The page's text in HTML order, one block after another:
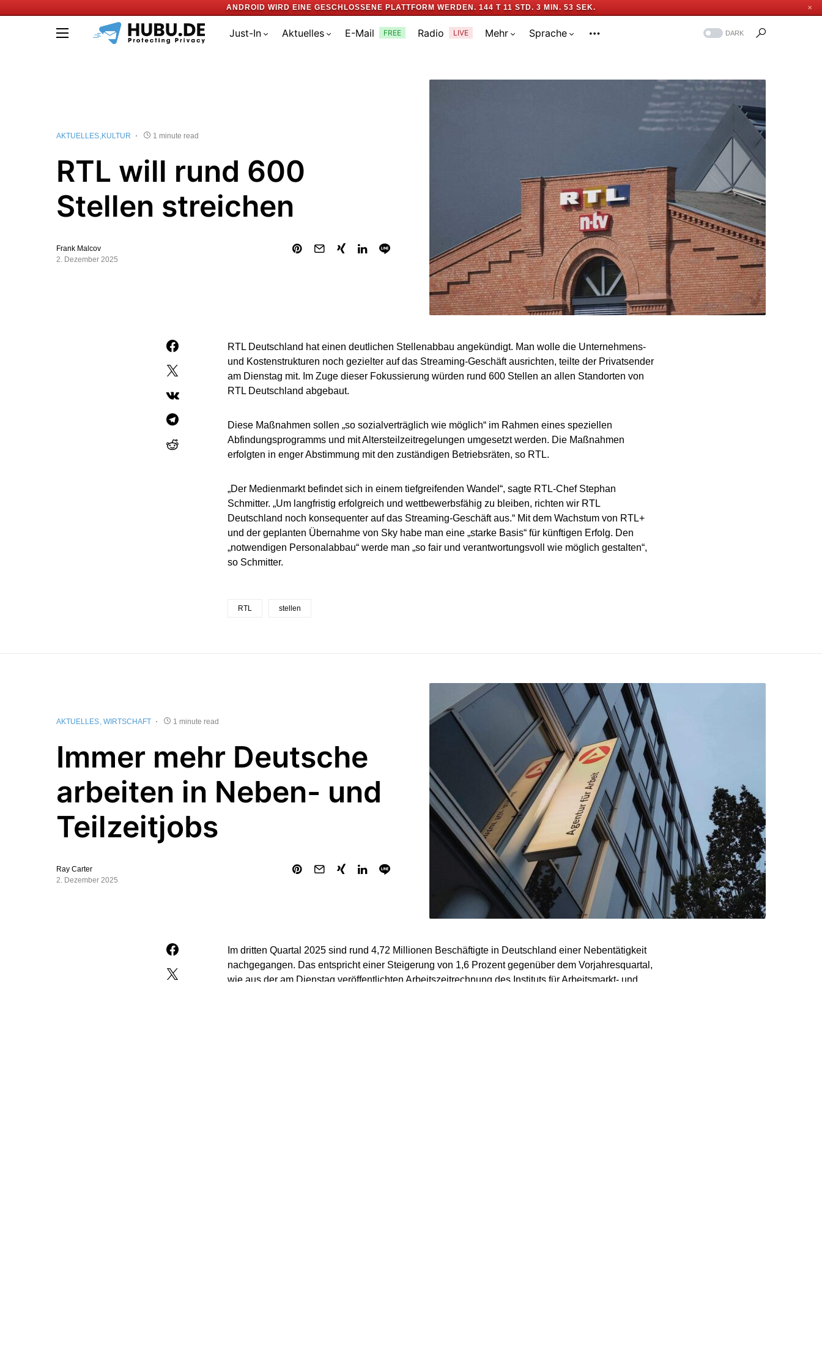
ANDROID WIRD EINE GESCHLOSSENE PLATTFORM WERDEN. 144 T 11 STD. 3 MIN. 52 SEK. ✕
Just-In Aktuelles E-Mail FREE Radio LIVE Mehr Sprache DARK
AKTUELLES KULTUR 1 minute read
RTL will rund 600
Stellen streichen
Frank Malcov
2. Dezember 2025
RTL Deutschland hat einen deutlichen Stellenabbau angekündigt. Man wolle die Unternehmens-
und Kostenstrukturen noch gezielter auf das Streaming-Geschäft ausrichten, teilte der Privatsender
am Dienstag mit. Im Zuge dieser Fokussierung würden rund 600 Stellen an allen Standorten von
RTL Deutschland abgebaut.
Diese Maßnahmen sollen „so sozialverträglich wie möglich“ im Rahmen eines speziellen
Abfindungsprogramms und mit Altersteilzeitregelungen umgesetzt werden. Die Maßnahmen
erfolgten in enger Abstimmung mit den zuständigen Betriebsräten, so RTL.
„Der Medienmarkt befindet sich in einem tiefgreifenden Wandel“, sagte RTL-Chef Stephan
Schmitter. „Um langfristig erfolgreich und wettbewerbsfähig zu bleiben, richten wir RTL
Deutschland noch konsequenter auf das Streaming-Geschäft aus.“ Mit dem Wachstum von RTL+
und der geplanten Übernahme von Sky habe man eine „starke Basis“ für künftigen Erfolg. Den
„notwendigen Personalabbau“ werde man „so fair und verantwortungsvoll wie möglich gestalten“,
so Schmitter.
RTL stellen
AKTUELLES WIRTSCHAFT 1 minute read
Immer mehr Deutsche
arbeiten in Neben- und
Teilzeitjobs
Ray Carter
2. Dezember 2025
Im dritten Quartal 2025 sind rund 4,72 Millionen Beschäftigte in Deutschland einer Nebentätigkeit
nachgegangen. Das entspricht einer Steigerung von 1,6 Prozent gegenüber dem Vorjahresquartal,
wie aus der am Dienstag veröffentlichten Arbeitszeitrechnung des Instituts für Arbeitsmarkt- und